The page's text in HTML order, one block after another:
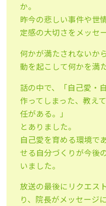
か。
昨今の悲しい事件や世
定感の大切さをメッセ
何かが満たされないか
動を起こして何かを満
話の中で、「自己愛・
作ってしまった、教え
任がある。」
とありました。
自己愛を育める環境で
せる自分づくりが今後
いました。
放送の最後にリクエス
り、院長がメッセージ